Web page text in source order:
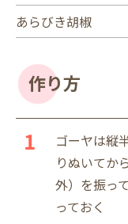
あらびき胡椒
作り方
ゴーヤは縦
りぬいてか
外）を振っ
っておく